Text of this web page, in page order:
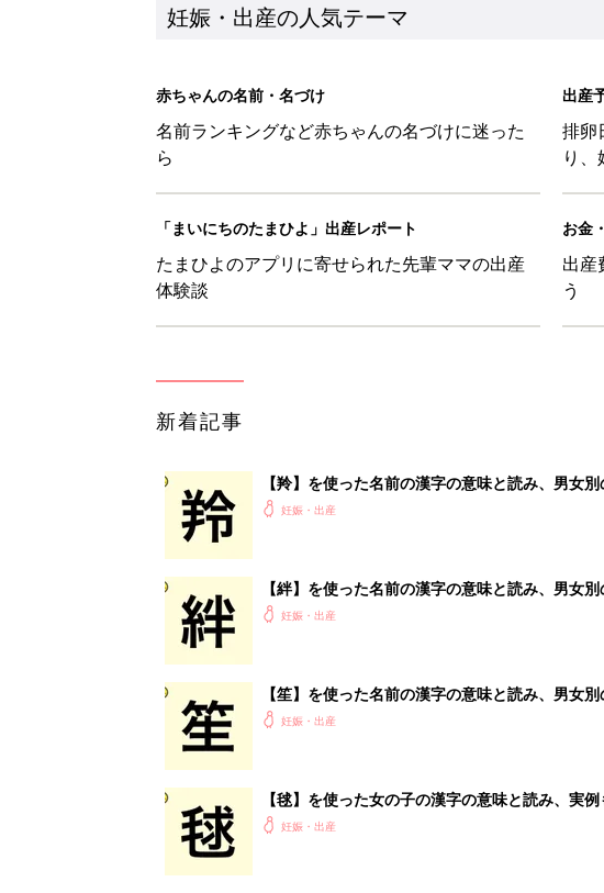
妊娠・出産の人気テーマ
赤ちゃんの名前・名づけ
名前ランキングなど赤ちゃんの名づけに迷った
ら
出産
排卵
り
「まいにちのたまひよ」出産レポート
たまひよのアプリに寄せられた先輩ママの出産
体験談
お金
出産
う
新着記事
【羚】を使った名前の漢字の意味と読み、男女
妊娠・出産
【絆】を使った名前の漢字の意味と読み、男女
妊娠・出産
【笙】を使った名前の漢字の意味と読み、男女
妊娠・出産
【毬】を使った女の子の漢字の意味と読み、実
妊娠・出産